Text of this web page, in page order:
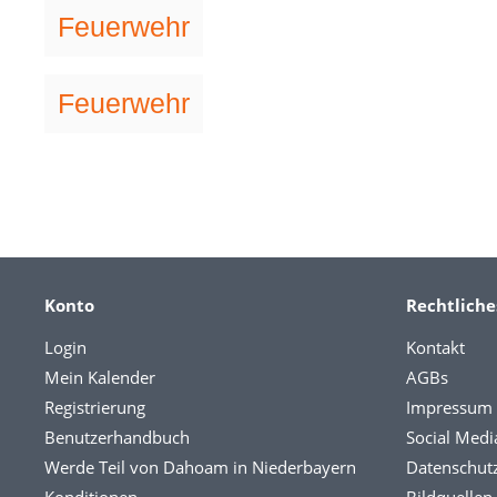
Feuerwehr
Feuerwehr
Konto
Login
Mein Kalender
Registrierung
Benutzerhandbuch
Werde Teil von Dahoam in Niederbayern
Kontakt
AGBs
Impressum
Social